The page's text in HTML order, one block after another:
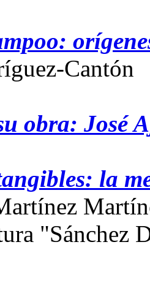
Cantón
obra: José
la
"Sánchez